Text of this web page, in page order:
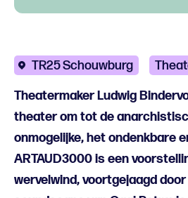
TR25 Schouwburg
Theatermaker Ludwig
theater om tot de
onmogelijke, het ondenkbare
ARTAUD3000 is een
wervelwind, voortgejaagd